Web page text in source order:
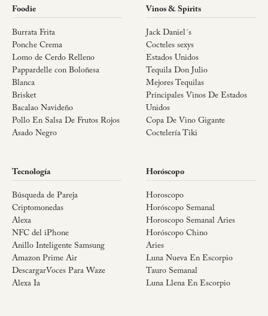
Foodie
Burrata Frita
Ponche Crema
Lomo de Cerdo Relleno
Pappardelle con Boloñesa
Blanca
Brisket
Bacalao Navideño
Pollo En Salsa De Frutos Rojos
Asado Negro
Vinos & Spirits
Jack Daniel´s
Cocteles sexys
Estados Unidos
Tequila Don Julio
Mejores Tequilas
Principales Vinos De Estados
Unidos
Copa De Vino Gigante
Coctelería Tiki
Tecnología
Búsqueda de Pareja
Criptomonedas
Alexa
NFC del iPhone
Anillo Inteligente Samsung
Amazon Prime Air
DescargarVoces Para Waze
Alexa Ia
Horóscopo
Horoscopo
Horóscopo Semanal
Horoscopo Semanal Aries
Horóscopo Chino
Aries
Luna Nueva En Escorpio
Tauro Semanal
Luna Llena En Escorpio